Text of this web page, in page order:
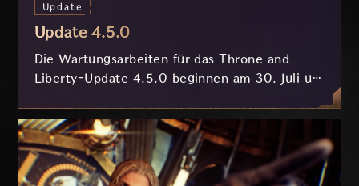
Update
Update 4.5.0
Die Wartungsarbeiten für das Throne and
Liberty-Update 4.5.0 beginnen am 30. Juli um
Stunden.